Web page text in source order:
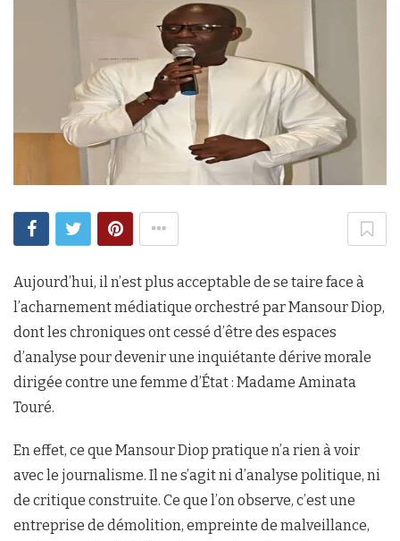
Aujourd’hui, il n’est plus acceptable de se taire face à
l’acharnement médiatique orchestré par Mansour Diop,
dont les chroniques ont cessé d’être des espaces
d’analyse pour devenir une inquiétante dérive morale
dirigée contre une femme d’État : Madame Aminata
Touré.
En effet, ce que Mansour Diop pratique n’a rien à voir
avec le journalisme. Il ne s’agit ni d’analyse politique, ni
de critique construite. Ce que l’on observe, c’est une
entreprise de démolition, empreinte de malveillance,